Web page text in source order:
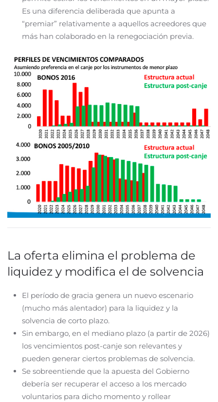
Es una diferencia deliberada que apunta a
“premiar” relativamente a aquellos acreedores que
más han colaborado en la renegociación previa.
La oferta elimina el problema de
liquidez y modifica el de solvencia
El período de gracia genera un nuevo escenario
(mucho más alentador) para la liquidez y la
solvencia de corto plazo.
Sin embargo, en el mediano plazo (a partir de 2026)
los vencimientos post-canje son relevantes y
pueden generar ciertos problemas de solvencia.
Se sobreentiende que la apuesta del Gobierno
debería ser recuperar el acceso a los mercado
voluntarios para dicho momento y rollear